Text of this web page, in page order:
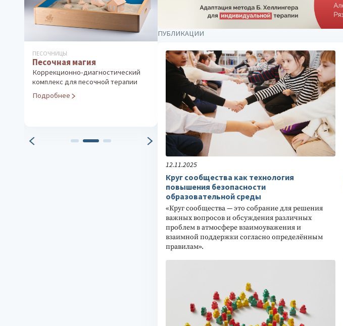
ПУБЛИКАЦИИ
12.11.2025
Круг сообщества как технология
повышения безопасности
образовательной среды
«Круг сообщества — это собрание для решения
важных вопросов и обсуждения различных
проблем в атмосфере взаимоуважения и
взаимной поддержки согласно определённым
правилам».
ПЕСОЧНИЦЫ
Песочная магия
Коррекционно-диагностический
комплекс для песочной терапии
Подробнее
ДИАГНОСТИКА ОСОБЕННОСТЕЙ
ЛИЧНОСТИ
Проективная методика
«Hand-тест»
Выявление склонности к
деструктивному поведению
Подробнее